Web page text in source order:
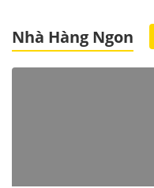
Nhà Hàng Ngon